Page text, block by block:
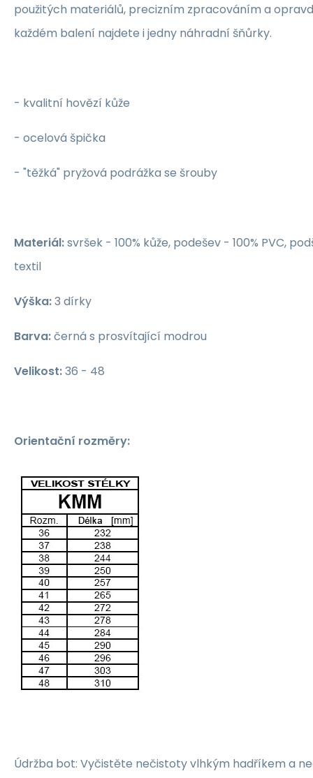
použitých materiálů, precizním zpracováním a
každém balení najdete i jedny náhradní šňůrky.
- kvalitní hovězí kůže
- ocelová špička
- "těžká" pryžová podrážka se šrouby
Materiál:svršek - 100% kůže, podešev - 100% PVC,
textil
Výška:3 dírky
Barva:černá s prosvítající modrou
Velikost:36 - 48
Orientační rozměry:
Údržba bot: Vyčistěte nečistoty vlhkým hadříkem a